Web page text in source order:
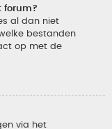
forum?
al dan niet
bestanden
op met de
via het